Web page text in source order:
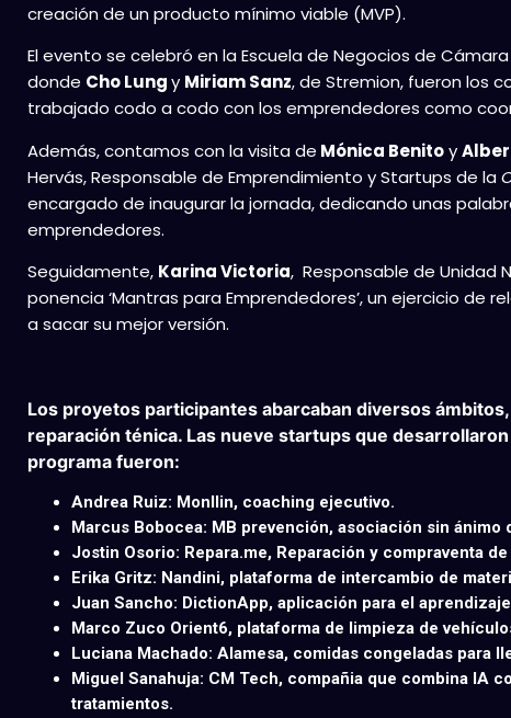
creación de un producto mínimo viable (MVP).
El evento se celebró en la Escuela de Negocios de
donde Cho Lungy Miriam Sanz, de Stremion, fueron los
trabajado codo a codo con los emprendedores como
Además, contamos con la visita de Mónica Benitoy
Hervás, Responsable de Emprendimiento y Startups de la
encargado de inaugurar la jornada, dedicando unas
emprendedores.
Seguidamente, Karina Victoria, Responsable de Unidad
ponencia ‘Mantras para Emprendedores’, un ejercicio de
a sacar su mejor versión.
Los proyetos participantes abarcaban diversos
reparación ténica. Las nueve startups que
programa fueron:
Andrea Ruiz: Monllin, coaching ejecutivo.
Marcus Bobocea: MB prevención, asociación sin
Jostin Osorio: Repara.me, Reparación y compraventa
Erika Gritz: Nandini, plataforma de intercambio de
Juan Sancho: DictionApp, aplicación para el
Marco Zuco Orient6, plataforma de limpieza de
Luciana Machado: Alamesa, comidas congeladas para
Miguel Sanahuja: CM Tech, compañia que combina IA
tratamientos.